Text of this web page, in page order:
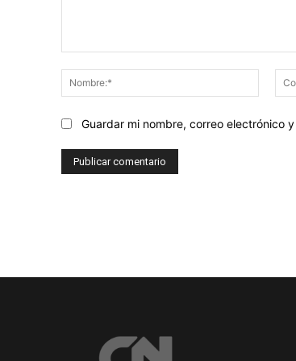
Guardar mi nombre, correo electrónico